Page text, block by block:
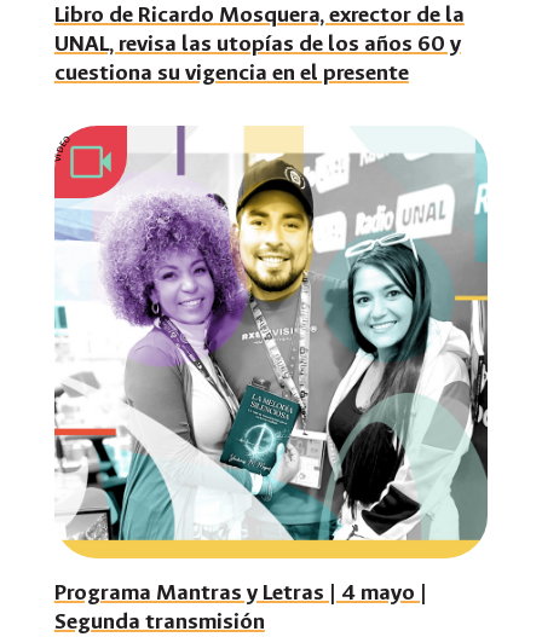
Libro de Ricardo Mosquera, exrector de la
UNAL, revisa las utopías de los años 60 y
cuestiona su vigencia en el presente
VIDEO
Programa Mantras y Letras | 4 mayo |
Segunda transmisión